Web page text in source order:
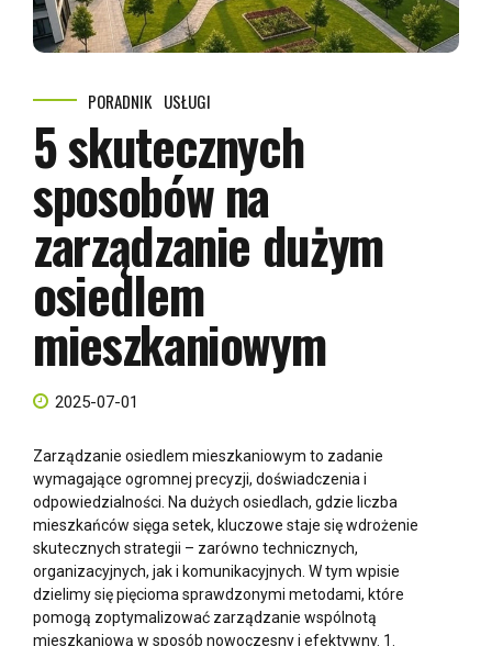
PORADNIK USŁUGI
5 skutecznych
sposobów na
zarządzanie dużym
osiedlem
mieszkaniowym
2025-07-01
Zarządzanie osiedlem mieszkaniowym to zadanie
wymagające ogromnej precyzji, doświadczenia i
odpowiedzialności. Na dużych osiedlach, gdzie liczba
mieszkańców sięga setek, kluczowe staje się wdrożenie
skutecznych strategii – zarówno technicznych,
organizacyjnych, jak i komunikacyjnych. W tym wpisie
dzielimy się pięcioma sprawdzonymi metodami, które
pomogą zoptymalizować zarządzanie wspólnotą
mieszkaniową w sposób nowoczesny i efektywny. 1.